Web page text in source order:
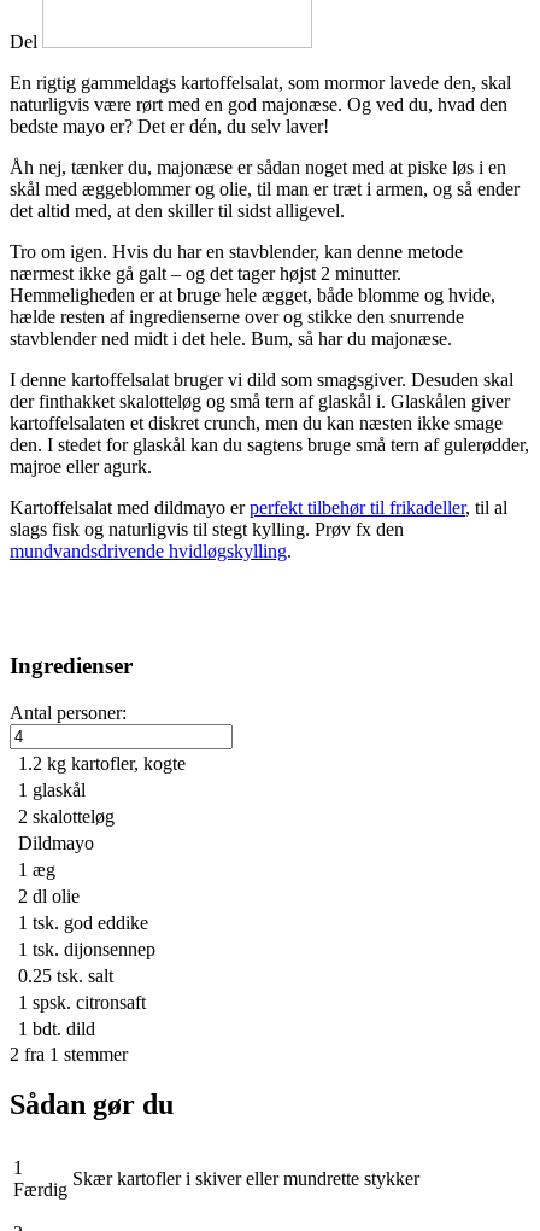
Del
En rigtig gammeldags kartoffelsalat, som mormor lavede den, skal
naturligvis være rørt med en god majonæse. Og ved du, hvad den
bedste mayo er? Det er dén, du selv laver!
Åh nej, tænker du, majonæse er sådan noget med at piske løs i en
skål med æggeblommer og olie, til man er træt i armen, og så ender
det altid med, at den skiller til sidst alligevel.
Tro om igen. Hvis du har en stavblender, kan denne metode
nærmest ikke gå galt – og det tager højst 2 minutter.
Hemmeligheden er at bruge hele ægget, både blomme og hvide,
hælde resten af ingredienserne over og stikke den snurrende
stavblender ned midt i det hele. Bum, så har du majonæse.
I denne kartoffelsalat bruger vi dild som smagsgiver. Desuden skal
der finthakket skalotteløg og små tern af glaskål i. Glaskålen giver
kartoffelsalaten et diskret crunch, men du kan næsten ikke smage
den. I stedet for glaskål kan du sagtens bruge små tern af gulerødder,
majroe eller agurk.
Kartoffelsalat med dildmayo erperfekt tilbehør til frikadeller, til al
slags fisk og naturligvis til stegt kylling. Prøv fx den
mundvandsdrivende hvidløgskylling.
Ingredienser
Antal personer:
1.2 kg kartofler, kogte
1 glaskål
2 skalotteløg
Dildmayo
1 æg
2 dl olie
1 tsk. god eddike
1 tsk. dijonsennep
0.25 tsk. salt
1 spsk. citronsaft
1 bdt. dild
2 fra 1 stemmer
Sådan gør du
1
Færdig
Skær kartofler i skiver eller mundrette stykker